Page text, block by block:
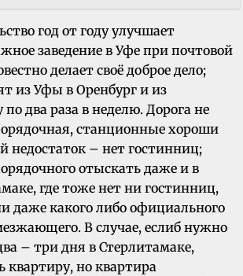
год от году улучшает
заведение в Уфе при почтовой
делает своё доброе дело;
из Уфы в Оренбург и из
два раза в неделю. Дорога не
станционные хороши
недостаток – нет гостинниц;
отыскать даже и в
где тоже нет ни гостинниц,
даже какого либо официального
В случае, еслиб нужно
– три дня в Стерлитамаке,
квартиру, но квартира